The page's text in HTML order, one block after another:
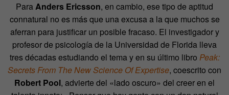
ParaAnders Ericsson, en cambio, ese tipo de aptitud
connatural no es más que una excusa a la que muchos se
aferran para justificar un posible fracaso. El investigador y
profesor de psicología de la Universidad de Florida lleva
tres décadas estudiando el tema y en su último libro Peak:
Secrets From The New Science Of Expertise, coescrito con
Robert Pool, advierte del «lado oscuro» del creer en el